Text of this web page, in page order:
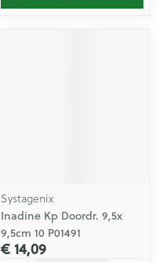
Systagenix
Inadine Kp Doordr. 9,5x
9,5cm 10 P01491
€ 14,09